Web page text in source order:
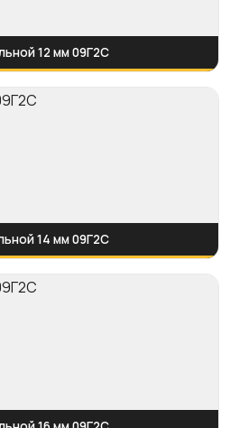
12 мм 09Г2С
14 мм 09Г2С